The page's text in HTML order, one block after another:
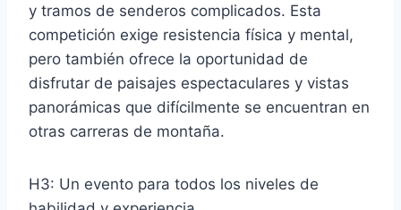
y tramos de senderos complicados. Esta
competición exige resistencia física y mental,
pero también ofrece la oportunidad de
disfrutar de paisajes espectaculares y vistas
panorámicas que difícilmente se encuentran en
otras carreras de montaña.
H3: Un evento para todos los niveles de